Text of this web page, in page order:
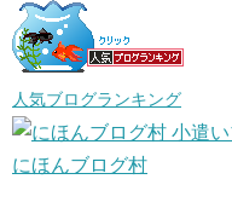
人気ブログランキング
にほんブログ村